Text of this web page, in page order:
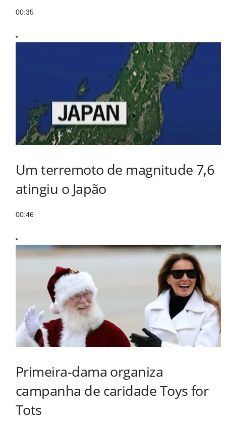
00:35
Um terremoto de magnitude 7,6
atingiu o Japão
00:46
Primeira-dama organiza
campanha de caridade Toys for
Tots